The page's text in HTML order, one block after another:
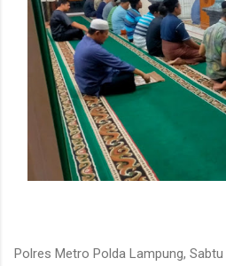
Polres Metro Polda Lampung,